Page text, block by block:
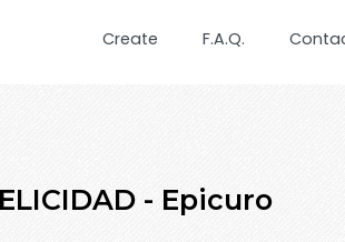
Create F.A.Q.
- Epicuro